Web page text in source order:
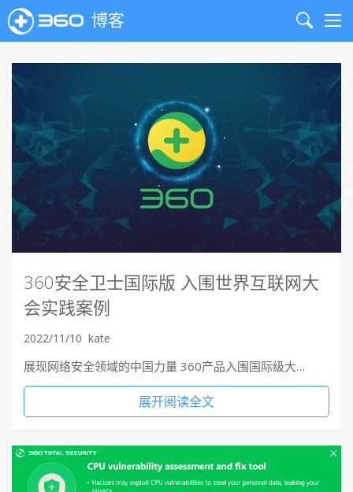
博客
Search
360安全卫士国际版 入围世界互联网大
会实践案例
2022/11/10 kate
展现网络安全领域的中国力量 360产品入围国际级大…
展开阅读全文